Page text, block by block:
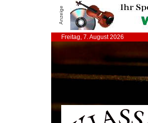
Anzeige
Freitag, 7. August 2026